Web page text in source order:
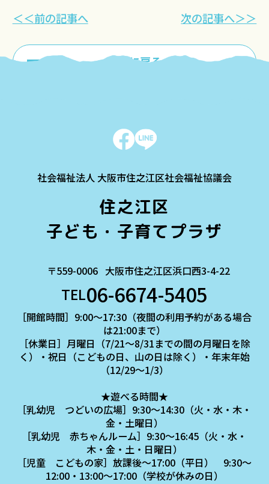
＜＜前の記事へ
一覧に戻る
次の記事へ＞＞
社会福祉法人 大阪市住之江区社会福祉協議会
住之江区
子ども・子育てプラザ
〒559-0006 大阪市住之江区浜口西3-4-22
TEL06-6674-5405
［開館時間］9:00～17:30（夜間の利用予約がある場合
は21:00まで）
［休業日］月曜日（7/21～8/31までの間の月曜日を除
く）・祝日（こどもの日、山の日は除く）・年末年始
（12/29～1/3）
★遊べる時間★
［乳幼児 つどいの広場］9:30～14:30（火・水・木・
金・土曜日）
［乳幼児 赤ちゃんルーム］9:30～16:45（火・水・
木・金・土・日曜日）
［児童 こどもの家］放課後～17:00（平日） 9:30～
12:00・13:00～17:00（学校が休みの日）